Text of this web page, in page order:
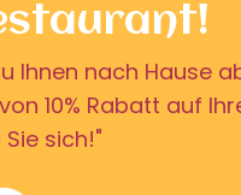
Ihnen nach Hause
10% Rabatt auf
sich!"